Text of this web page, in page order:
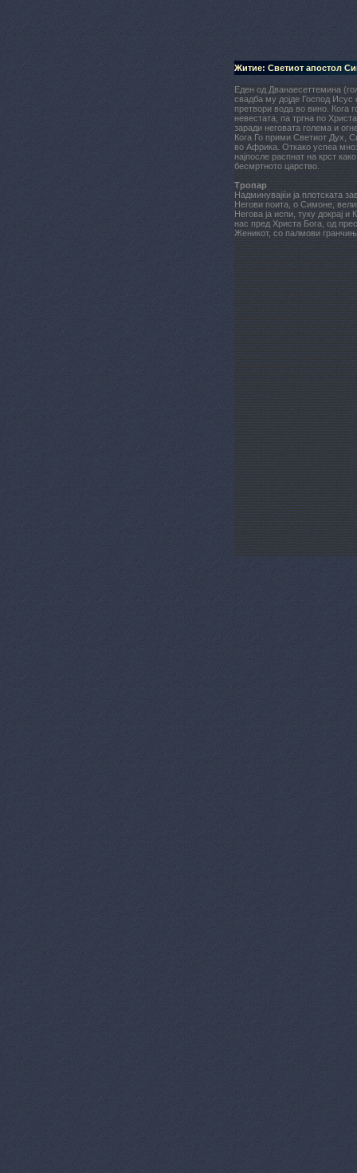
Житие: Светиот апостол
Еден од Дванаесеттемина
свадба му дојде Господ Исус
претвори вода во вино. Кога
невестата, па тргна по
заради неговата голема и
Кога Го прими Светиот Дух,
во Африка. Откако успеа
најпосле распнат на крст
бесмртното царство.
Тропар
Надминувајќи ја плотската
Негови поита, о Симоне,
Негова ја испи, туку докрај
нас пред Христа Бога, од
Женикот, со палмови